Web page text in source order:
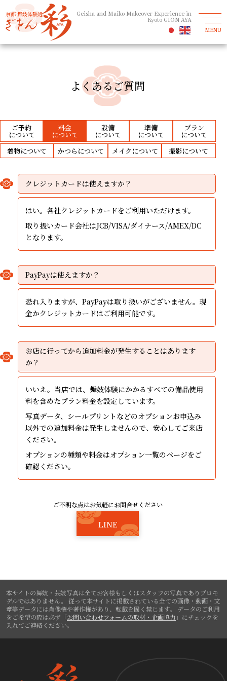
京都 舞妓体験処 Geisha and Maiko Makeover Experience in
Kyoto GION AYA
MENU
よくあるご質問
ご予約 料金 設備 準備 プラン
着物 かつら メイク 撮影
クレジットカードは使えますか？
はい。各社クレジットカードをご利用いただけます。
取り扱いカード会社はJCB/VISA/ダイナース/AMEX/DC
となります。
PayPayは使えますか？
恐れ入りますが、PayPayは取り扱いがございません。現
金かクレジットカードはご利用可能です。
お店に行ってから追加料金が発生することはあります
か？
いいえ。当店では、舞妓体験にかかるすべての備品使用
料を含めたプラン料金を設定しています。
写真データ、シールプリントなどのオプションお申込み
以外での追加料金は発生しませんので、安心してご来店
ください。
オプションの種類や料金はオプション一覧のページをご
確認ください。
ご不明な点はお気軽にお問合せください
LINE
本サイトの舞妓・芸妓写真は全てお客様もしくはスタッフの写真でありプロモ
デルではありません。
従って本サイトに掲載されている全ての画像・動画・文
章等データには肖像権や著作権があり、転載を固く禁じます。
データのご利用
をご希望の際は必ず「お問い合わせフォームの取材・企画協力 」にチェックを
入れてご連絡ください。